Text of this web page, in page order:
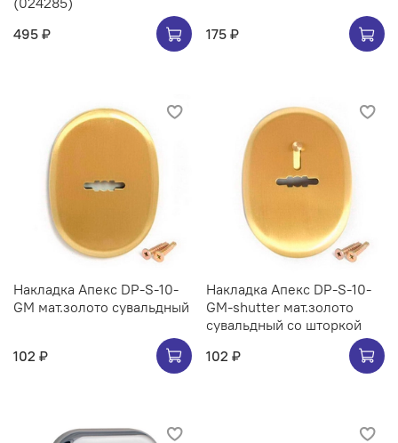
495 ₽
175 ₽
Накладка Апекс DP-S-10-
GM мат.золото сувальдный
102 ₽
Накладка Апекс DP-S-10-
GM-shutter мат.золото
сувальдный со шторкой
102 ₽